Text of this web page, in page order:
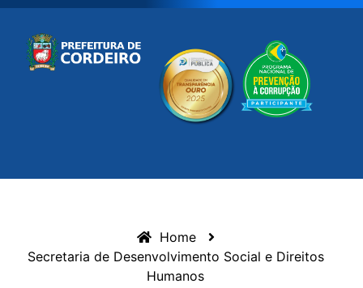
Home
Secretaria de Desenvolvimento Social e Direitos
Humanos